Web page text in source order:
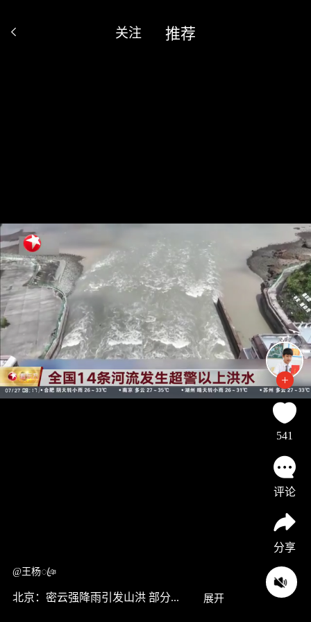
关注 推荐
@王杨ꦿঞ
北京：密云强降雨引发山洪 部分... 展开
541
评论
分享